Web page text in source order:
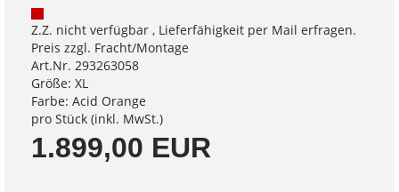
Z.Z. nicht verfügbar , Lieferfähigkeit per Mail erfragen.
Preis zzgl. Fracht/Montage
Art.Nr. 293263058
Größe: XL
Farbe: Acid Orange
pro Stück (inkl. MwSt.)
1.899,00 EUR